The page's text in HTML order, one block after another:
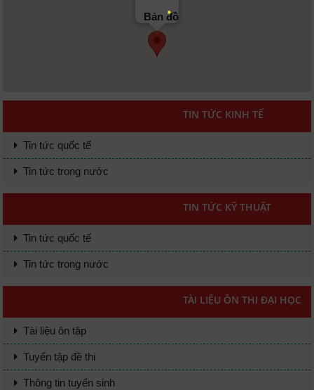
Bản đồ
TIN TỨC KINH TẾ
Tin tức quốc tế
Tin tức trong nước
TIN TỨC KỸ THUẬT
Tin tức quốc tế
Tin tức trong nước
TÀI LIỆU ÔN THI ĐẠI HỌC
Tài liệu ôn tập
Tuyển tập đề thi
Thông tin tuyển sinh